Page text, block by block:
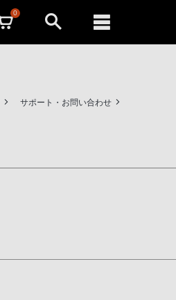
0
サポート・お問い合わせ